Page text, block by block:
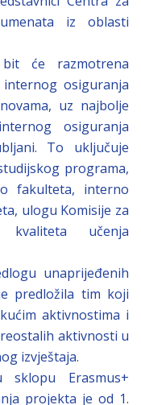
iz oblasti
će razmotrena
osiguranja
uz najbolje
osiguranja
To uključuje
programa,
fakulteta, interno
ulogu Komisije za
učenja
unaprijeđenih
predložila tim koji
aktivnostima i
aktivnosti u
izvještaja.
Erasmus+
projekta je od 1.